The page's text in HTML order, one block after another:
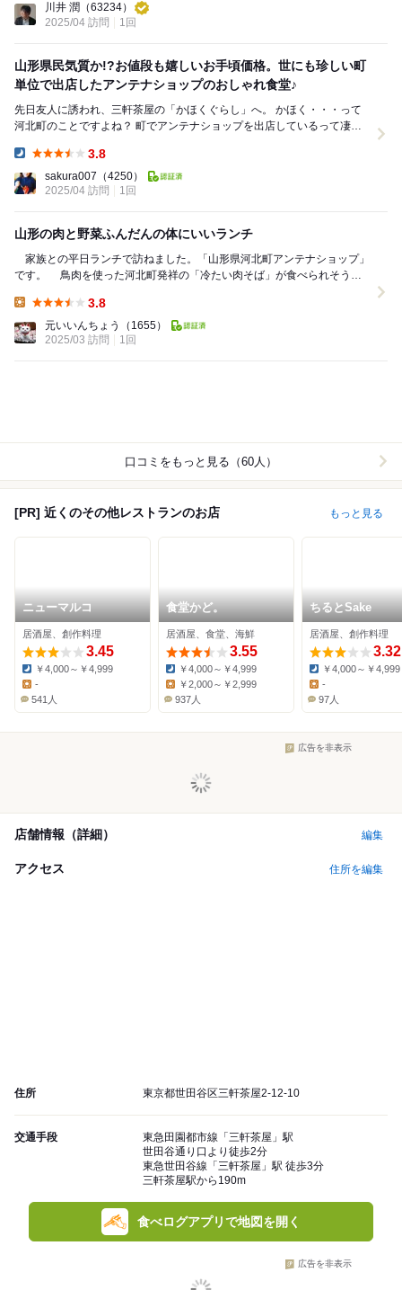
川井 潤 （63234）
2025/04 訪問
1回
山形県民気質か!?お値段も嬉しいお手頃価格。世にも珍しい町
単位で出店したアンテナショップのおしゃれ食堂♪
先日友人に誘われ、三軒茶屋の「かほくぐらし」へ。 かほく・・・って
河北町のことですよね？ 町でアンテナショップを出店しているって凄く
3.8
sakura007 （4250）
2025/04 訪問
1回
山形の肉と野菜ふんだんの体にいいランチ
家族との平日ランチで訪ねました。「山形県河北町アンテナショップ」
です。 鳥肉を使った河北町発祥の「冷たい肉そば」が食べられそうな
3.8
元いいんちょう
（1655）
2025/03 訪問
1回
口コミをもっと見る（60人）
[PR] 近くのその他レストランのお店 もっと見る
ニューマルコ
居酒屋、創作料理
3.45
Dinner:
￥4,000～￥4,999
-
541人
食堂かど。
居酒屋、食堂、海鮮
3.55
Dinner:
￥4,000～￥4,999
￥2,000～￥2,999
937人
ちるとSake
居酒屋、創作料理
3.32
Dinner:
￥4,000～￥4,999
-
97人
広告を非表示
店舗情報（詳細） 編集
アクセス 住所を編集
住所 東京都世田谷区三軒茶屋2-12-10
交通手段
東急田園都市線「三軒茶屋」駅
世田谷通り口より徒歩2分
東急世田谷線「三軒茶屋」駅 徒歩3分
三軒茶屋駅から190m
食べログアプリで地図を開く
広告を非表示